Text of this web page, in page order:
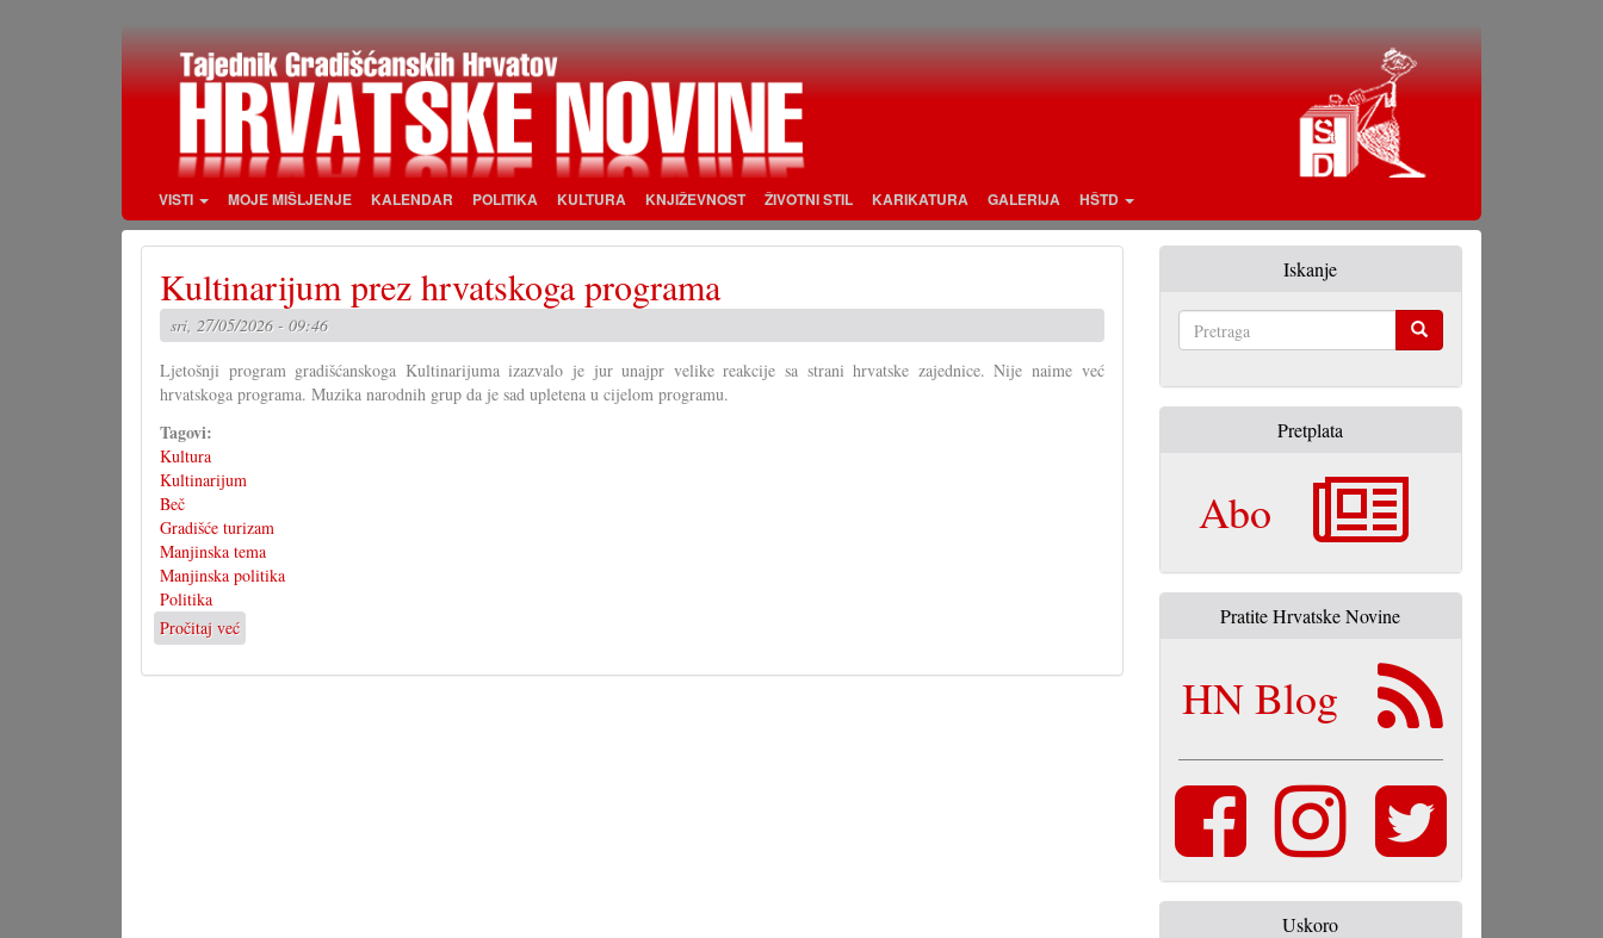
VISTI MOJE MIŠLJENJE KALENDAR POLITIKA KULTURA KNJIŽEVNOST ŽIVOTNI STIL KARIKATURA GALERIJA HŠTD
Kultinarijum prez hrvatskoga programa
sri, 27/05/2026 - 09:46
Ljetošnji program gradišćanskoga Kultinarijuma izazvalo je jur unajpr velike reakcije sa strani hrvatske zajednice. Nije naime već
hrvatskoga programa. Muzika narodnih grup da je sad upletena u cijelom programu.
Tagovi:
Kultura
Kultinarijum
Beč
Gradišće turizam
Manjinska tema
Manjinska politika
Politika
Pročitaj već
Kultinarijum
prez
Iskanje
Pretplata
Abo
Pratite Hrvatske Novine
HN Blog
Uskoro